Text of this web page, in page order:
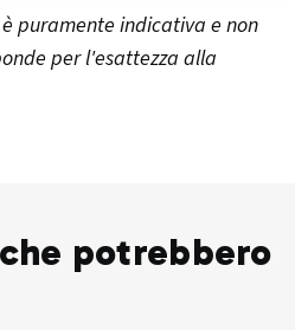
puramente indicativa e non
per l'esattezza alla
potrebbero